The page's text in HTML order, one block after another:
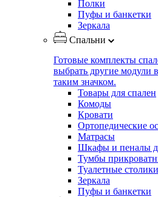
Полки
Пуфы и банкетки
Зеркала
Спальни
Готовые комплекты
выбрать другие модули
таким значком.
Товары для спален
Комоды
Кровати
Ортопедические
Матрасы
Шкафы и пеналы
Тумбы
Туалетные столики
Зеркала
Пуфы и банкетки